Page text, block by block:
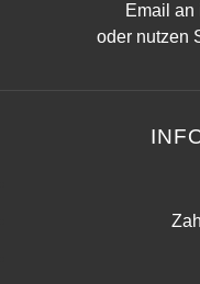
Email an
oder nutzen